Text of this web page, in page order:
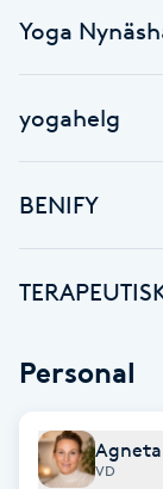
Fotmassage
Fotvård
Fransborttagning
Fransfärgning
Yoga
yogahelg
BENIFY
Personal
VD